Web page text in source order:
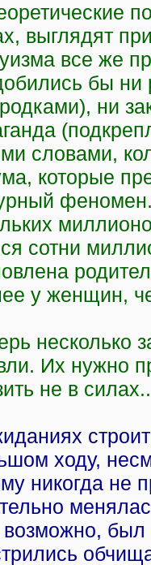
выглядят
все же
бы ни
ни
словами,
которые
сотни
у женщин,
несколько
Их нужно
не в
ходу,
никогда не
был